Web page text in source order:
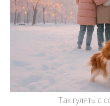
Так гулять с